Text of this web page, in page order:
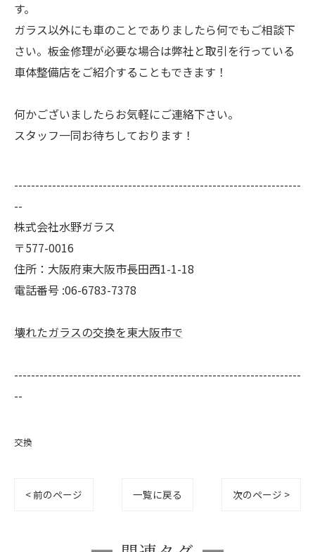
す。
ガラス以外にも車のことでありましたら何でもご相談下
さい。板金修理が必要な場合は弊社と取引を行っている
車体整備店をご紹介することもできます！
何かございましたらお気軽にご連絡下さい。
スタッフ一同お待ちしております！
--------------------------------------------------------------------
--
株式会社水野ガラス
〒577-0016
住所：大阪府東大阪市長田西1-1-18
電話番号 :06-6783-7378
壊れたガラスの交換を東大阪市で
--------------------------------------------------------------------
--
交換
< 前のページ 一覧に戻る 次のページ >